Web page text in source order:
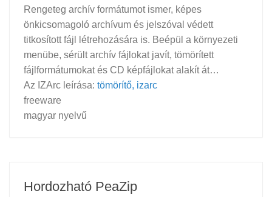
Rengeteg archív formátumot ismer, képes
önkicsomagoló archívum és jelszóval védett
titkosított fájl létrehozására is. Beépül a környezeti
menübe, sérült archív fájlokat javít, tömörített
fájlformátumokat és CD képfájlokat alakít át…
Az IZArc leírása: tömörítő, izarc
freeware
magyar nyelvű
Hordozható PeaZip